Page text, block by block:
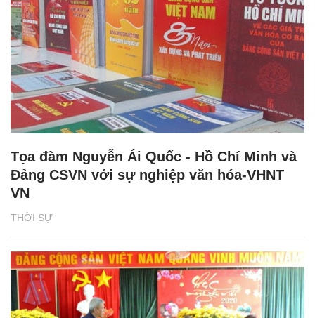
THỜI SỰ
Tọa đàm Nguyễn Ái Quốc - Hồ Chí Minh và
Đảng CSVN với sự nghiệp văn hóa-VHNT
VN